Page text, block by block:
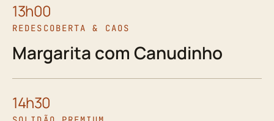
13h00
REDESCOBERTA & CAOS
Margarita com Canudinho
14h30